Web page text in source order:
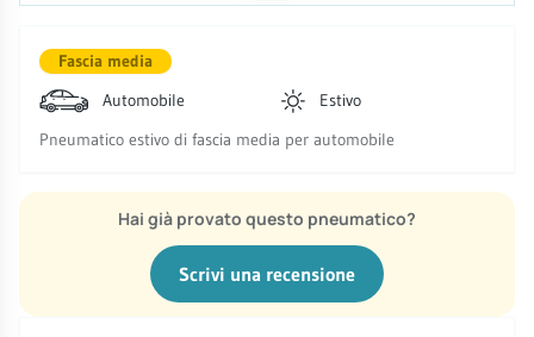
Fascia media
Automobile
Estivo
Pneumatico estivo di fascia media per automobile
Hai già provato questo pneumatico?
Scrivi una recensione